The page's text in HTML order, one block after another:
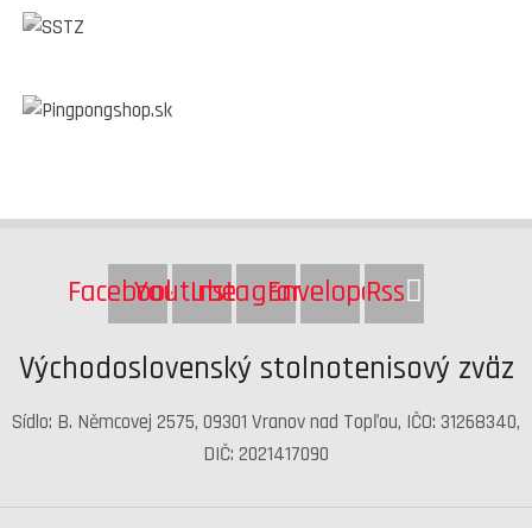
FacebookYoutubeInstagramEnvelopeRss
Východoslovenský stolnotenisový zväz
Sídlo: B. Němcovej 2575, 09301 Vranov nad Topľou, IČO: 31268340,
DIČ: 2021417090